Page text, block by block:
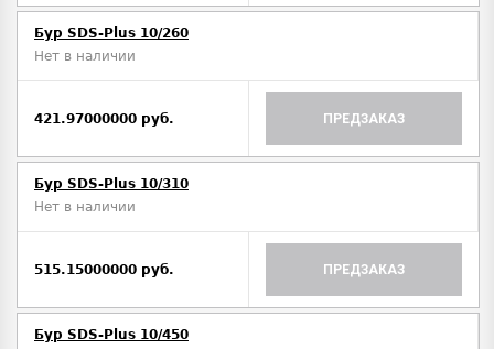
Бур SDS-Plus 10/260
Нет в наличии
421.97000000 руб. ПРЕДЗАКАЗ
Бур SDS-Plus 10/310
Нет в наличии
515.15000000 руб. ПРЕДЗАКАЗ
Бур SDS-Plus 10/450